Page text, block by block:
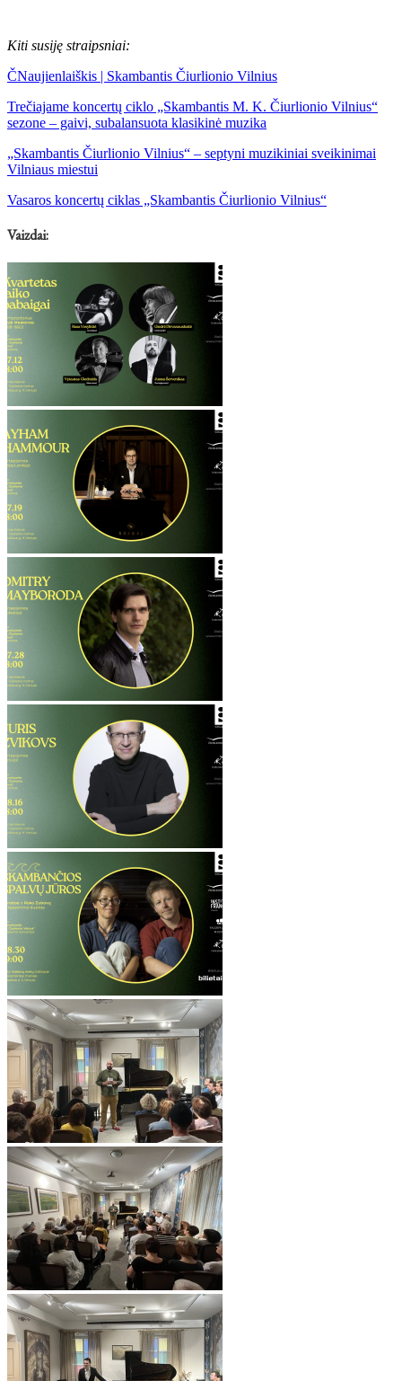
Kiti susiję straipsniai:
ČNaujienlaiškis | Skambantis Čiurlionio Vilnius
Trečiajame koncertų ciklo „Skambantis M. K. Čiurlionio Vilnius“
sezone – gaivi, subalansuota klasikinė muzika
„Skambantis Čiurlionio Vilnius“ – septyni muzikiniai sveikinimai
Vilniaus miestui
Vasaros koncertų ciklas „Skambantis Čiurlionio Vilnius“
Vaizdai: